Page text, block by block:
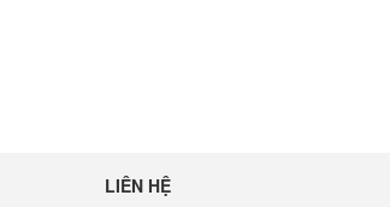
LIÊN HỆ